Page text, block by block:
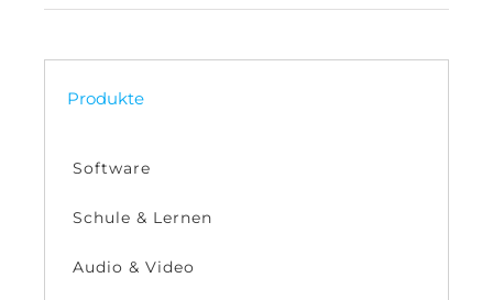
Preis
Preis
Produkte
Software
Schule & Lernen
Audio & Video